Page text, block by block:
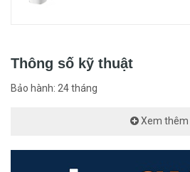
Thông số kỹ thuật
Bảo hành: 24 tháng
Xem thêm